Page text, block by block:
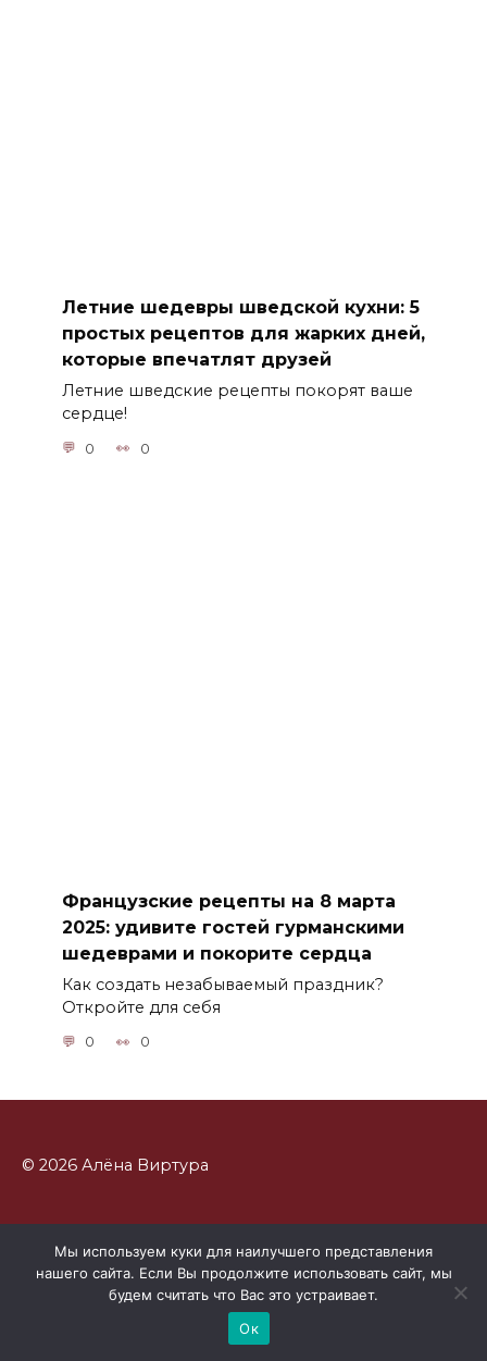
Летние шедевры шведской кухни: 5
простых рецептов для жарких дней,
которые впечатлят друзей
Летние шведские рецепты покорят ваше
сердце!
0 0
Французские рецепты на 8 марта
2025: удивите гостей гурманскими
шедеврами и покорите сердца
Как создать незабываемый праздник?
Откройте для себя
0 0
© 2026 Алёна Виртура
Мы используем куки для наилучшего представления
нашего сайта. Если Вы продолжите использовать сайт, мы
будем считать что Вас это устраивает.
Ок